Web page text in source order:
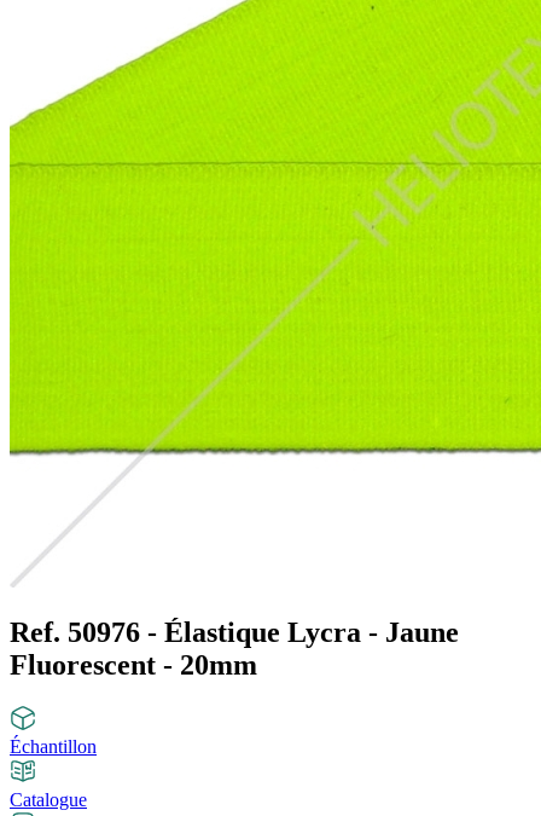
Ref. 50976 - Élastique Lycra - Jaune
Fluorescent - 20mm
Échantillon
Catalogue